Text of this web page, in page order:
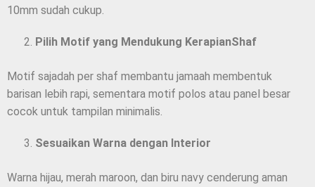
10mm sudah cukup.
Pilih Motif yang Mendukung KerapianShaf
Motif sajadah per shaf membantu jamaah membentuk
barisan lebih rapi, sementara motif polos atau panel besar
cocok untuk tampilan minimalis.
Sesuaikan Warna dengan Interior
Warna hijau, merah maroon, dan biru navy cenderung aman